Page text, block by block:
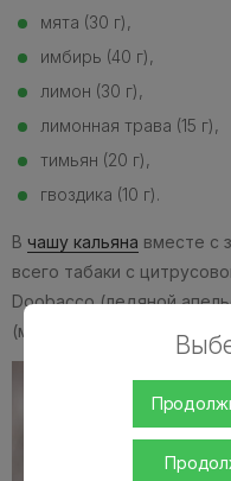
мята (30 г),
имбирь (40 г),
лимон (30 г),
лимонная трава (15 г),
тимьян (20 г),
гвоздика (10 г).
В чашу кальяна вместе с
всего табаки с
Doobacco (ледяной
(манго).